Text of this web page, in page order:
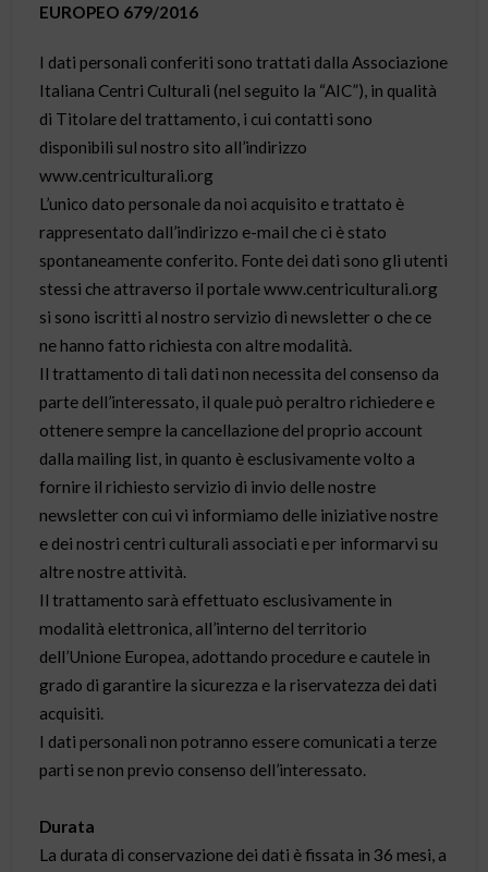
EUROPEO 679/2016
I dati personali conferiti sono trattati dalla Associazione
Italiana Centri Culturali (nel seguito la “AIC”), in qualità
di Titolare del trattamento, i cui contatti sono
disponibili sul nostro sito all’indirizzo
www.centriculturali.org
L’unico dato personale da noi acquisito e trattato è
rappresentato dall’indirizzo e-mail che ci è stato
spontaneamente conferito. Fonte dei dati sono gli utenti
stessi che attraverso il portale www.centriculturali.org
si sono iscritti al nostro servizio di newsletter o che ce
ne hanno fatto richiesta con altre modalità.
Il trattamento di tali dati non necessita del consenso da
parte dell’interessato, il quale può peraltro richiedere e
ottenere sempre la cancellazione del proprio account
dalla mailing list, in quanto è esclusivamente volto a
fornire il richiesto servizio di invio delle nostre
newsletter con cui vi informiamo delle iniziative nostre
e dei nostri centri culturali associati e per informarvi su
altre nostre attività.
Il trattamento sarà effettuato esclusivamente in
modalità elettronica, all’interno del territorio
dell’Unione Europea, adottando procedure e cautele in
grado di garantire la sicurezza e la riservatezza dei dati
acquisiti.
I dati personali non potranno essere comunicati a terze
parti se non previo consenso dell’interessato.
Durata
La durata di conservazione dei dati è fissata in 36 mesi, a